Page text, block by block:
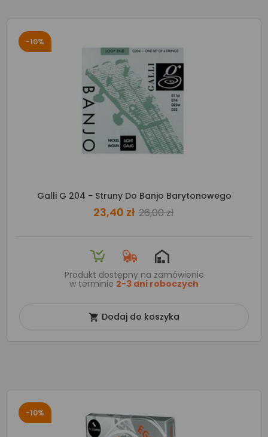
-10%
Galli G 204 - Struny Do Banjo Barytonowego
23,40 zł 26,00 zł
Produkt dostępny na zamówienie
w terminie 2-3 dni roboczych
 Dodaj do koszyka
-10%